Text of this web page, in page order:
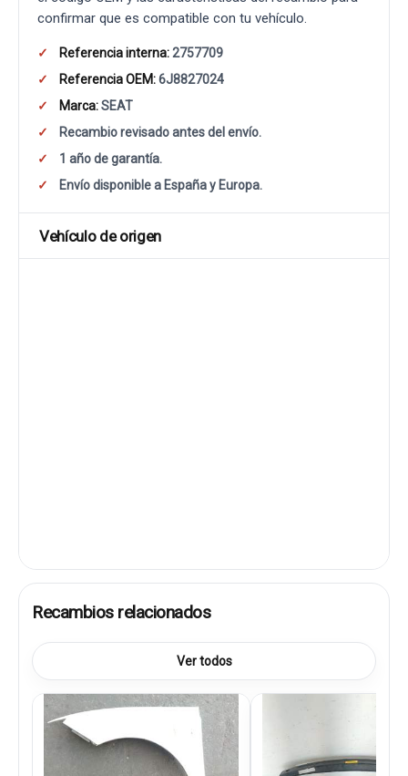
confirmar que es compatible con tu vehículo.
Referencia interna:2757709
Referencia OEM:6J8827024
Marca:SEAT
Recambio revisado antes del envío.
1 año de garantía.
Envío disponible a España y Europa.
Vehículo de origen
Recambios relacionados
Ver todos